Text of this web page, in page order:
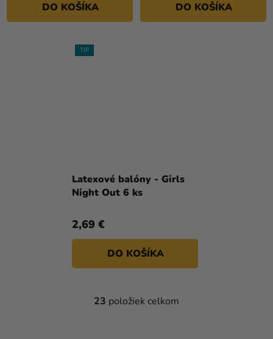
DO KOŠÍKA DO KOŠÍKA
TIP
Latexové balóny - Girls
Night Out 6 ks
2,69 €
DO KOŠÍKA
O
23 položiek celkom